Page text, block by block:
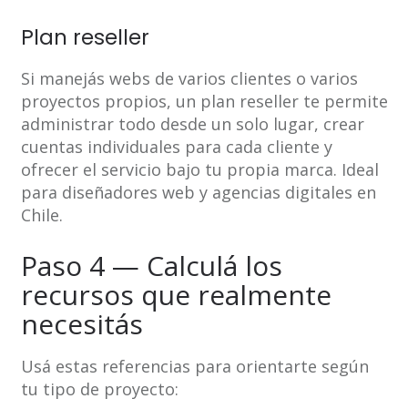
Plan reseller
Si manejás webs de varios clientes o varios
proyectos propios, un plan reseller te permite
administrar todo desde un solo lugar, crear
cuentas individuales para cada cliente y
ofrecer el servicio bajo tu propia marca. Ideal
para diseñadores web y agencias digitales en
Chile.
Paso 4 — Calculá los
recursos que realmente
necesitás
Usá estas referencias para orientarte según
tu tipo de proyecto: